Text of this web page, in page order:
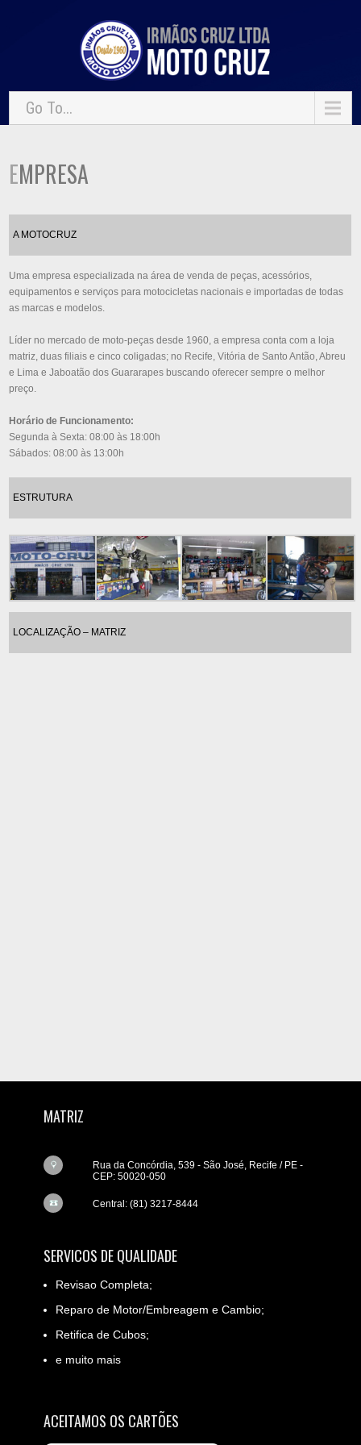
Go To...
EMPRESA
A MOTOCRUZ
Uma empresa especializada na área de venda de peças, acessórios,
equipamentos e serviços para motocicletas nacionais e importadas de todas
as marcas e modelos.
Líder no mercado de moto-peças desde 1960, a empresa conta com a loja
matriz, duas filiais e cinco coligadas; no Recife, Vitória de Santo Antão, Abreu
e Lima e Jaboatão dos Guararapes buscando oferecer sempre o melhor
preço.
Horário de Funcionamento:
Segunda à Sexta: 08:00 às 18:00h
Sábados: 08:00 às 13:00h
ESTRUTURA
LOCALIZAÇÃO – MATRIZ
MATRIZ
Rua da Concórdia, 539 - São José, Recife / PE -
CEP: 50020-050
Central: (81) 3217-8444
SERVICOS DE QUALIDADE
Revisao Completa;
Reparo de Motor/Embreagem e Cambio;
Retifica de Cubos;
e muito mais
ACEITAMOS OS CARTÕES